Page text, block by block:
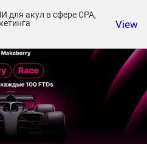
для акул в сфере СРА,
View